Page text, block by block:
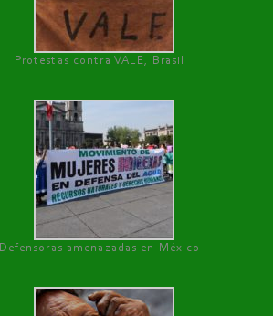
Protestas contra VALE, Brasil
Defensoras amenazadas en México